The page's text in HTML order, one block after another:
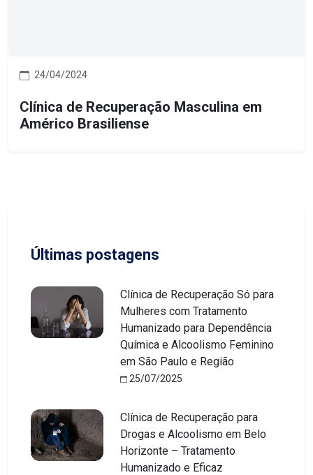
24/04/2024
Clínica de Recuperação Masculina em
Américo Brasiliense
Últimas postagens
Clínica de Recuperação Só para
Mulheres com Tratamento
Humanizado para Dependência
Química e Alcoolismo Feminino
em São Paulo e Região
25/07/2025
Clínica de Recuperação para
Drogas e Alcoolismo em Belo
Horizonte – Tratamento
Humanizado e Eficaz